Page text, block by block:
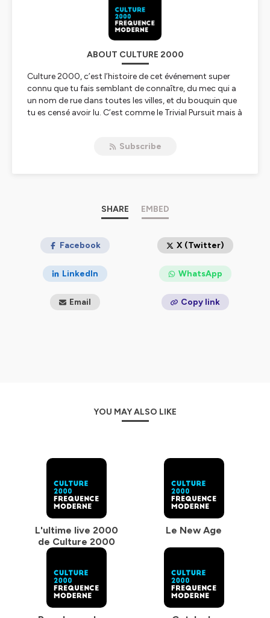
ABOUT CULTURE 2000
Culture 2000, c’est l’histoire de cet événement super
connu que tu fais semblant de connaître, du mec qui a
un nom de rue dans toutes les villes, et du bouquin que
tu es censé avoir lu. C’est comme le Trivial Pursuit mais à
Hébergé par Ausha. Visitezausha.co/politique-de-
Subscribe
SHARE EMBED
Facebook X (Twitter)
LinkedIn WhatsApp
Email Copy link
YOU MAY ALSO LIKE
L'ultime live 2000
de Culture 2000
Le New Age